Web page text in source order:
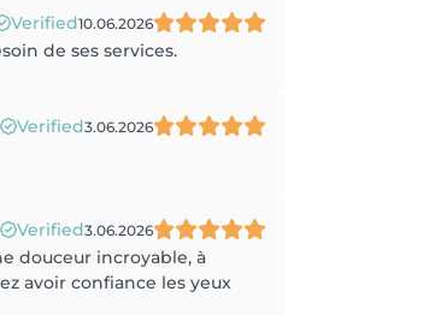
Verified10.06.2026
de ses services.
Verified3.06.2026
Verified3.06.2026
douceur incroyable, à
avoir confiance les yeux